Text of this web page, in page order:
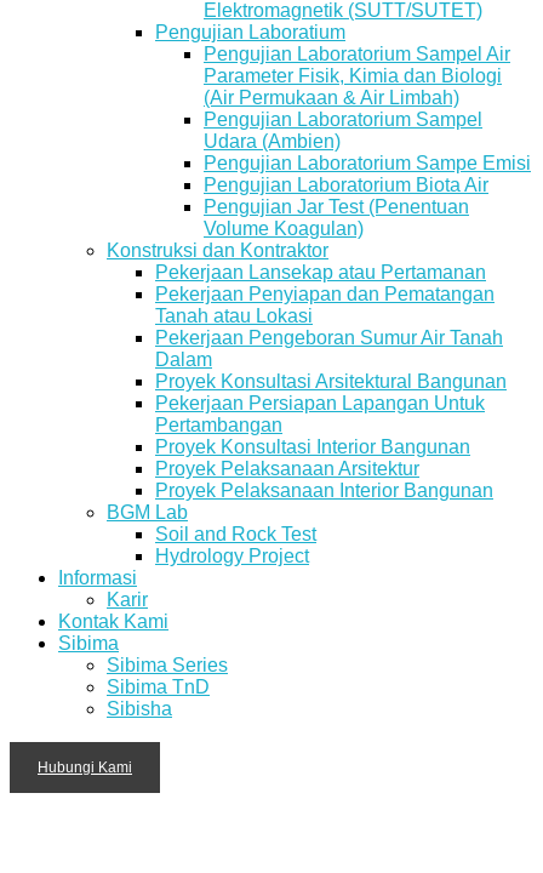
Elektromagnetik (SUTT/SUTET)
Pengujian Laboratium
Pengujian Laboratorium Sampel Air
Parameter Fisik, Kimia dan Biologi
(Air Permukaan & Air Limbah)
Pengujian Laboratorium Sampel
Udara (Ambien)
Pengujian Laboratorium Sampe Emisi
Pengujian Laboratorium Biota Air
Pengujian Jar Test (Penentuan
Volume Koagulan)
Konstruksi dan Kontraktor
Pekerjaan Lansekap atau Pertamanan
Pekerjaan Penyiapan dan Pematangan
Tanah atau Lokasi
Pekerjaan Pengeboran Sumur Air Tanah
Dalam
Proyek Konsultasi Arsitektural Bangunan
Pekerjaan Persiapan Lapangan Untuk
Pertambangan
Proyek Konsultasi Interior Bangunan
Proyek Pelaksanaan Arsitektur
Proyek Pelaksanaan Interior Bangunan
BGM Lab
Soil and Rock Test
Hydrology Project
Informasi
Karir
Kontak Kami
Sibima
Sibima Series
Sibima TnD
Sibisha
Hubungi Kami